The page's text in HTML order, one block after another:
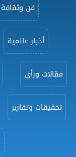
فن وثقافة
أخبار عالمية
مقالات ورأى
تحقيقات وتقارير